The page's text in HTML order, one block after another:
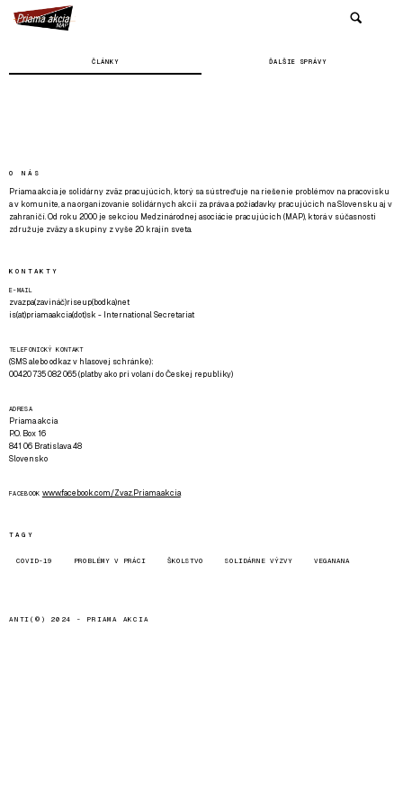
ČLÁNKY ĎALŠIE SPRÁVY
O NÁS
Priama akcia je solidárny zväz pracujúcich, ktorý sa sústreďuje na riešenie problémov na pracovisku
a v komunite, a na organizovanie solidárnych akcií za práva a požiadavky pracujúcich na Slovensku aj v
zahraničí. Od roku 2000 je sekciou Medzinárodnej asociácie pracujúcich (MAP), ktorá v súčasnosti
združuje zväzy a skupiny z vyše 20 krajín sveta.
KONTAKTY
E-MAIL
zvazpa(zavináč)riseup(bodka)net
is(at)priamaakcia(dot)sk - International Secretariat
TELEFONICKÝ KONTAKT
(SMS alebo odkaz v hlasovej schránke):
00420 735 082 065 (platby ako pri volaní do Českej republiky)
ADRESA
Priama akcia
P.O. Box 16
841 06 Bratislava 48
Slovensko
FACEBOOK www.facebook.com/Zvaz.Priama.akcia
TAGY
COVID-19 PROBLÉMY V PRÁCI ŠKOLSTVO SOLIDÁRNE VÝZVY VEGANANA
ANTI(©) 2024 - PRIAMA AKCIA